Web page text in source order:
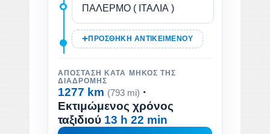
ΠΡΟΣΘΉΚΗ ΑΝΤΙΚΕΙΜΈΝΟΥ
ΑΠΌΣΤΑΣΗ ΚΑΤΆ ΜΉΚΟΣ ΤΗΣ
ΔΙΑΔΡΟΜΉΣ
1277 km (793 mi) ·
Εκτιμώμενος χρόνος
ταξιδιού 13 h 22 min